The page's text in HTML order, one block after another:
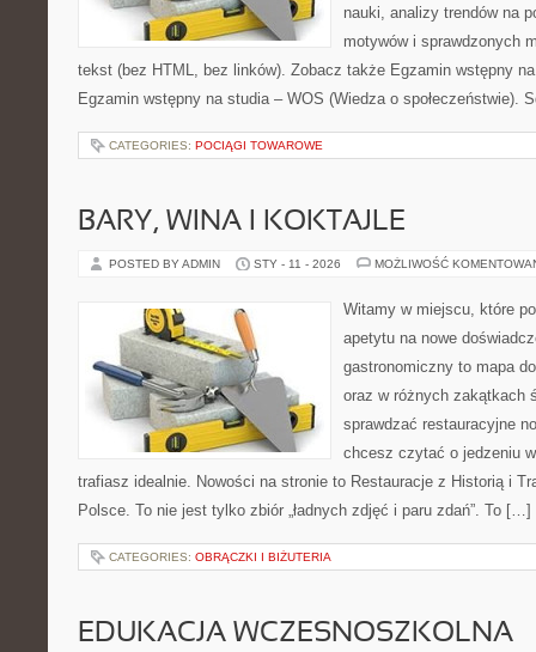
nauki, analizy trendów na
motywów i sprawdzonych
tekst (bez HTML, bez linków). Zobacz także Egzamin wstępny
Egzamin wstępny na studia – WOS (Wiedza o społeczeństwie).
CATEGORIES: POCIĄGI TOWAROWE
BARY, WINA I KOKTAJLE
POSTED BY ADMIN STY - 11 - 2026 MOŻLIWOŚĆ
Witamy w miejscu, które
apetytu na nowe
gastronomiczny to mapa
oraz w różnych zakątkach
sprawdzać restauracyjne
chcesz czytać o jedzeniu
trafiasz idealnie. Nowości na stronie to Restauracje z Historią i
Polsce. To nie jest tylko zbiór „ładnych zdjęć i paru zdań”. To […]
CATEGORIES: OBRĄCZKI I BIŻUTERIA
EDUKACJA WCZESNOSZKOLNA